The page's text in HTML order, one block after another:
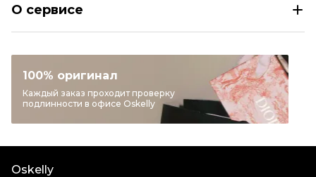
Категория
Бренд
LOUIS VUITTON
Материал сумок
Другое
О сервисе
100% оригинал
Каждый заказ проходит проверку
подлинности в офисе Oskelly
Oskelly